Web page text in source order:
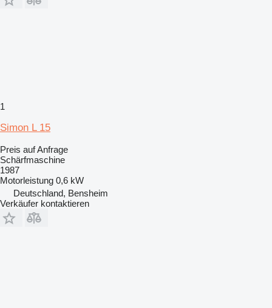
1
Simon L 15
Preis auf Anfrage
Schärfmaschine
1987
Motorleistung 0,6 kW
Deutschland, Bensheim
Verkäufer kontaktieren